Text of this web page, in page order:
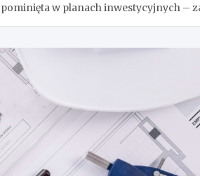
pominięta w planach inwestycyjnych